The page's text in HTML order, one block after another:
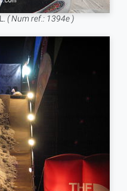
( Num ref.: 1394e )